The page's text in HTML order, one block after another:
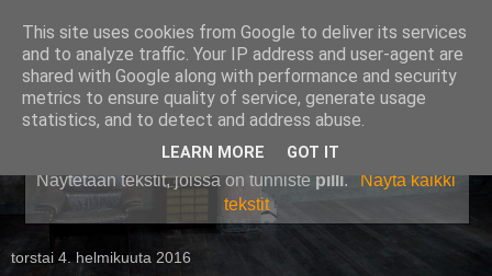
Pullollinen
Näytetään tekstit, joissa on tunniste pilli.
Näytä kaikki
tekstit
torstai 4. helmikuuta 2016
This site uses cookies from Google to deliver its services
and to analyze traffic. Your IP address and user-agent are
shared with Google along with performance and security
metrics to ensure quality of service, generate usage
statistics, and to detect and address abuse.
LEARN MORE GOT IT